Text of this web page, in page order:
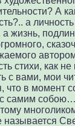
А
а
а жизнь,
стихи, как
с вами, мои
что в момент
с самим
тому
называется